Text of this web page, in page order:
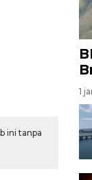
ini tanpa
1